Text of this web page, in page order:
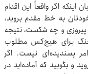
اگر واقعاً این اقدام
به خط مقدم بروید،
و چه شکست، نتیجه
برای هیچ‌کس مطلوب
پسندیده‌ای نیست. اگر
بگویید که آماده‌اید در